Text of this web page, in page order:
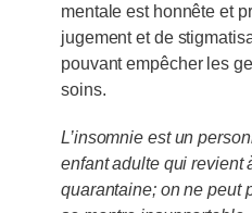
mentale est honnête et
jugement et de
pouvant empêcher les
soins.
L’insomnie est un
enfant adulte qui revient
quarantaine; on ne peut